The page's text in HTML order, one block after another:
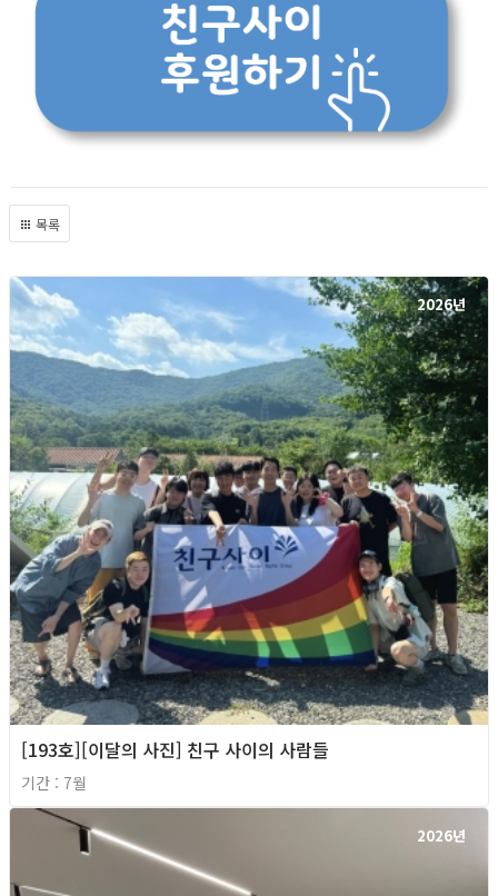
목록
2026년
[193호][이달의 사진] 친구 사이의 사람들
기간 : 7월
2026년